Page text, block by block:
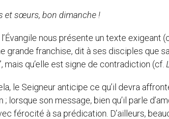
et sœurs, bon dimanche !
l’Évangile nous présente un texte exigeant
grande franchise, dit à ses disciples que
mais qu’elle est signe de contradiction (cf.
le Seigneur anticipe ce qu’il devra
; lorsque son message, bien qu’il parle
férocité à sa prédication. D’ailleurs,